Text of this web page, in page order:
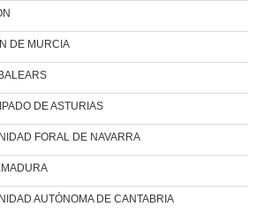
DE MURCIA
DE ASTURIAS
FORAL DE NAVARRA
AUTÓNOMA DE CANTABRIA